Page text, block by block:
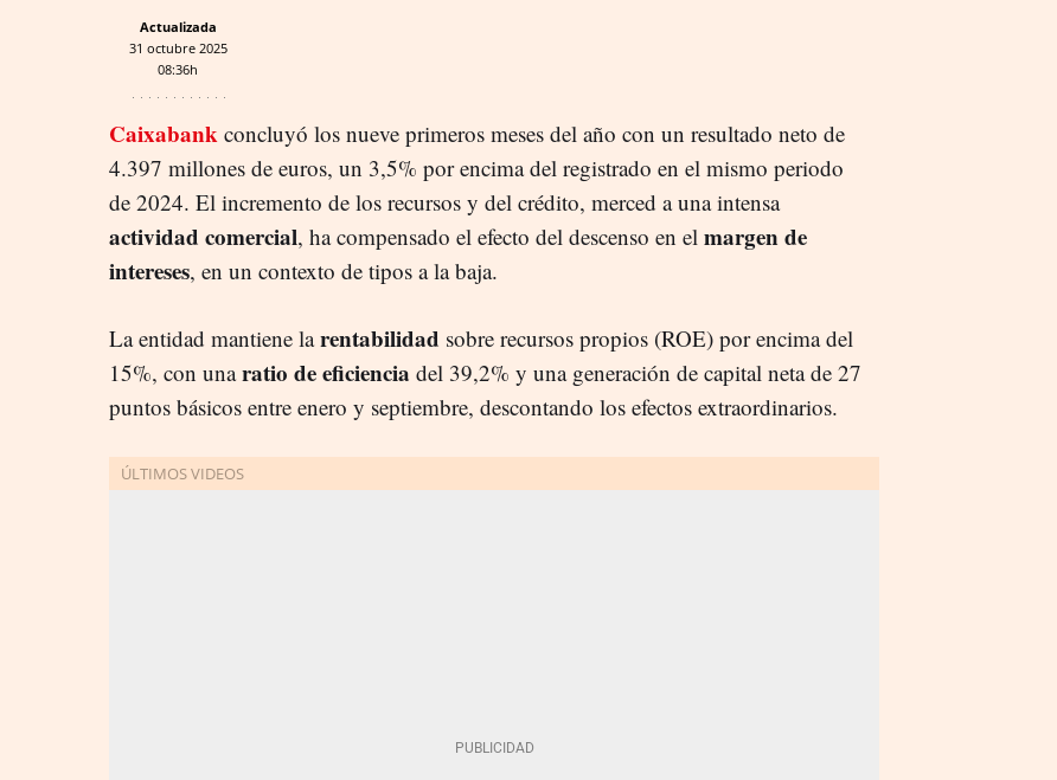
Actualizada
31 octubre 2025
08:36h
Caixabank concluyó los nueve primeros meses del año con un resultado neto de
4.397 millones de euros, un 3,5% por encima del registrado en el mismo periodo
de 2024. El incremento de los recursos y del crédito, merced a una intensa
actividad comercial, ha compensado el efecto del descenso en el margen de
intereses, en un contexto de tipos a la baja.
La entidad mantiene larentabilidad sobre recursos propios (ROE) por encima del
15%, con unaratio de eficiencia del 39,2% y una generación de capital neta de 27
puntos básicos entre enero y septiembre, descontando los efectos extraordinarios.